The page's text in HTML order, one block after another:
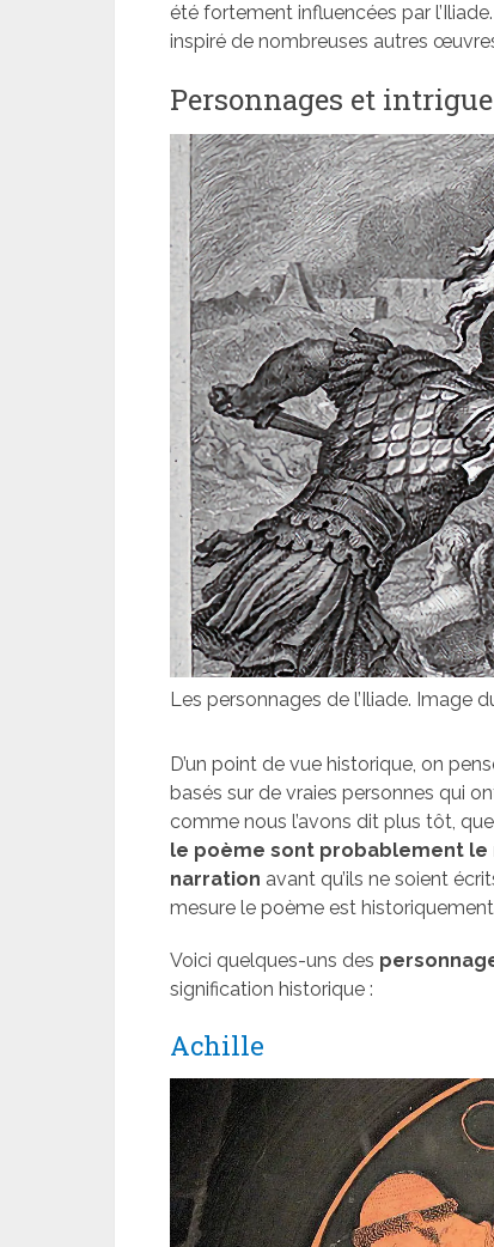
été fortement influencées par
inspiré de nombreuses autres
Personnages et
Les personnages de l’Iliade. Image
D’un point de vue historique, on
basés sur de vraies personnes qui
comme nous l’avons dit plus tôt,
le poème sont probablement
narration avant qu’ils ne soient
mesure le poème est
Voici quelques-uns des
signification historique :
Achille